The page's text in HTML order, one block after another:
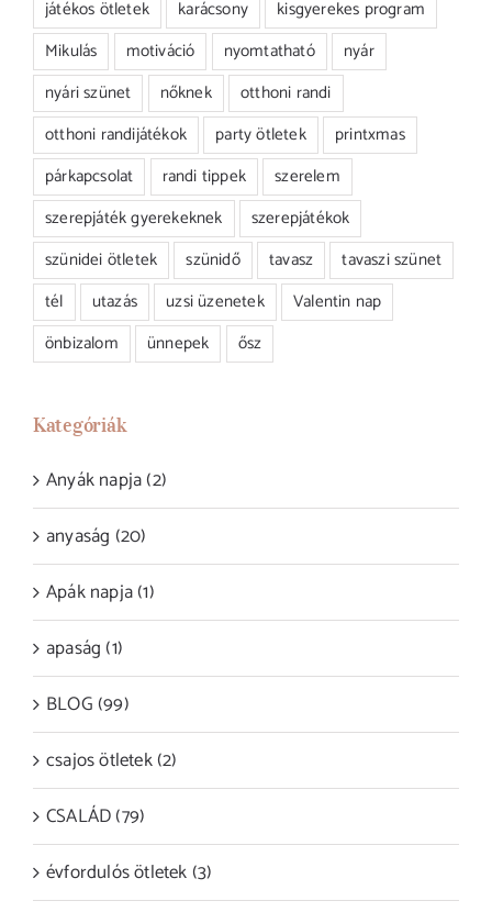
játékos ötletek karácsony
kisgyerekes program
Mikulás
motiváció nyomtatható
nyár
nyári szünet
nőknek
otthoni randi
otthoni randijátékok
party ötletek
printxmas
párkapcsolat
randi tippek
szerelem
szerepjáték gyerekeknek
szerepjátékok
szünidei ötletek
szünidő tavasz
tavaszi szünet
tél
utazás uzsi üzenetek
Valentin nap
önbizalom
ünnepek ősz
Kategóriák
Anyák napja (2)
anyaság (20)
Apák napja (1)
apaság (1)
BLOG (99)
csajos ötletek (2)
CSALÁD (79)
évfordulós ötletek (3)